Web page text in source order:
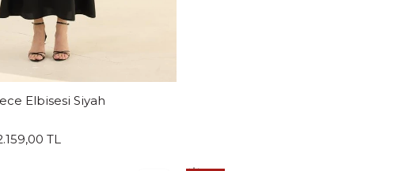
Elbisesi Siyah
TL